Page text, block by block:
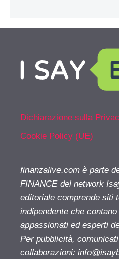
Dichiarazione sulla
Cookie Policy (UE)
finanzalive.com è parte
FINANCE del network
editoriale comprende siti
indipendente che
appassionati ed esperti
Per pubblicità,
collaborazioni: